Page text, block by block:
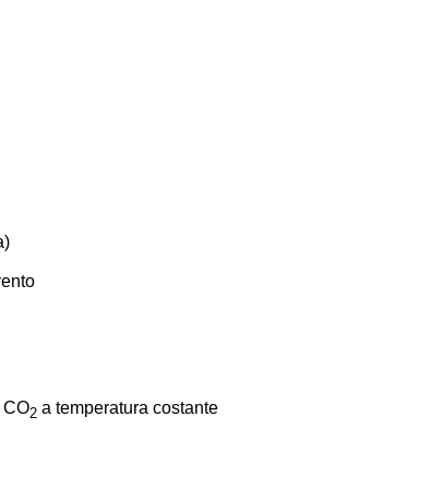
CO2 a temperatura costante